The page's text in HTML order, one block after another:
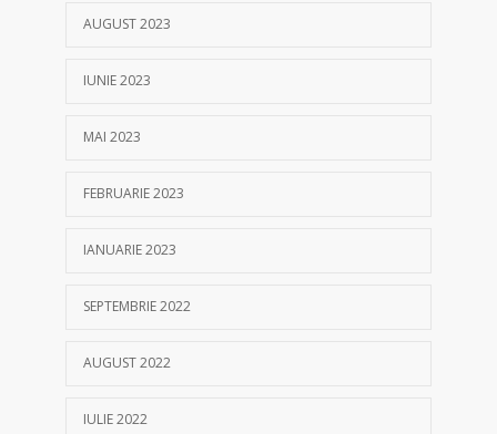
AUGUST 2023
IUNIE 2023
MAI 2023
FEBRUARIE 2023
IANUARIE 2023
SEPTEMBRIE 2022
AUGUST 2022
IULIE 2022